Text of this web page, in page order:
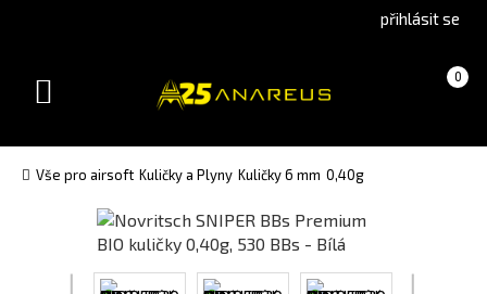
version(Slovak)
přihlásit se
Košík 0
(prázdný)
Toggle
Vše pro airsoft Kuličky a Plyny Kuličky 6 mm 0,40g